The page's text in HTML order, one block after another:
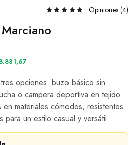
Opiniones (4)
opciones: buzo básico sin
o campera deportiva en tejido
materiales cómodos, resistentes
un estilo casual y versátil.